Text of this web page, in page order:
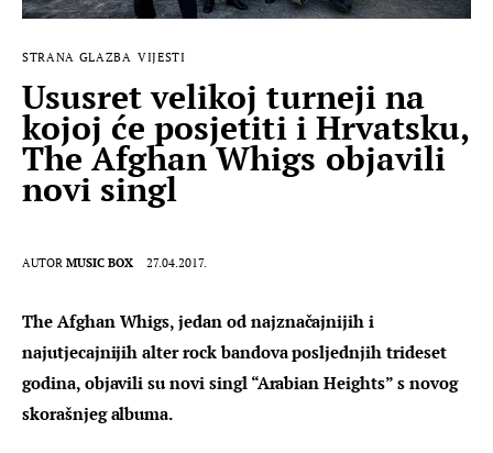
FILM
MUSIC BOX
STRANA GLAZBA VIJESTI
Ususret velikoj turneji na
kojoj će posjetiti i Hrvatsku,
The Afghan Whigs objavili
novi singl
AUTOR MUSIC BOX 27.04.2017.
The Afghan Whigs, jedan od najznačajnijih i
najutjecajnijih alter rock bandova posljednjih trideset
godina, objavili su novi singl “Arabian Heights” s novog
skorašnjeg albuma.